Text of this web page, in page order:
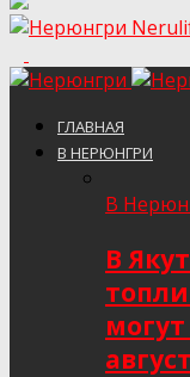
ГЛАВНАЯ
В НЕРЮНГРИ
В
В